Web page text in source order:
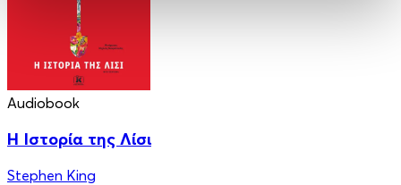
Audiobook
Η Ιστορία της Λίσι
Stephen King